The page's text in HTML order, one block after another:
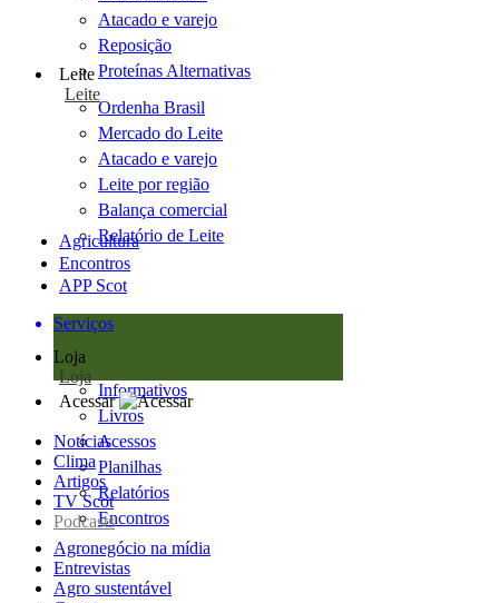
Atacado e varejo
Reposição
Proteínas Alternativas
Leite
Leite
Ordenha Brasil
Mercado do Leite
Atacado e varejo
Leite por região
Balança comercial
Relatório de Leite
Agricultura
Encontros
APP Scot
Serviços
Loja
Loja
Informativos
Livros
Acessos
Planilhas
Relatórios
Encontros
Acessar
Notícias
Clima
Artigos
TV Scot
Podcasts
Agronegócio na mídia
Entrevistas
Agro sustentável